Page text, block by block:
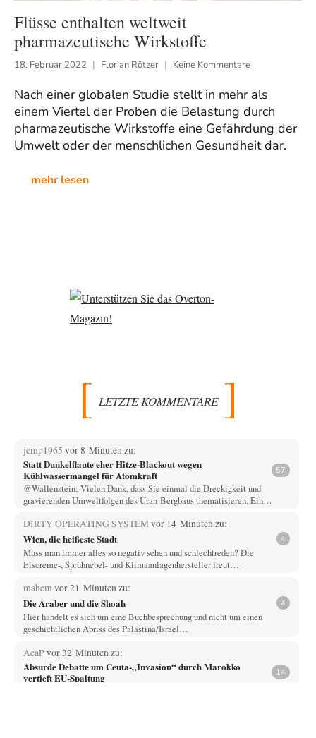
Flüsse enthalten weltweit
pharmazeutische Wirkstoffe
18. Februar 2022 Florian Rötzer Keine Kommentare
Nach einer globalen Studie stellt in mehr als
einem Viertel der Proben die Belastung durch
pharmazeutische Wirkstoffe eine Gefährdung der
Umwelt oder der menschlichen Gesundheit dar.
mehr lesen
LETZTE KOMMENTARE
jemp1965 vor 8 Minuten zu:
Statt Dunkelflaute eher Hitze-Blackout wegen
Kühlwassermangel für Atomkraft
57
@Wallenstein: Vielen Dank, dass Sie einmal die Dreckigkeit und
gravierenden Umweltfolgen des Uran-Bergbaus thematisieren. Ein…
DIRTY OPERATING SYSTEMvor 14 Minuten zu:
Wien, die heißeste Stadt 4
Muss man immer alles so negativ sehen und schlechtreden? Die
Eiscreme-, Sprühnebel- und Klimaanlagenhersteller freut…
mahem vor 21 Minuten zu:
Die Araber und die Shoah 4
Hier handelt es sich um eine Buchbesprechung und nicht um einen
geschichtlichen Abriss des Palästina/Israel…
AeaPvor 32 Minuten zu:
Absurde Debatte um Ceuta-„Invasion“ durch Marokko
vertieft EU-Spaltung
14